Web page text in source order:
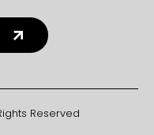
Reserved